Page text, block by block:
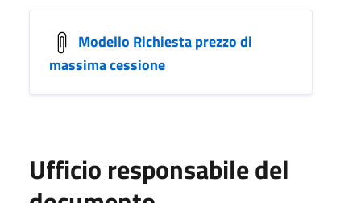
Modello Richiesta prezzo di
massima cessione
Ufficio responsabile del